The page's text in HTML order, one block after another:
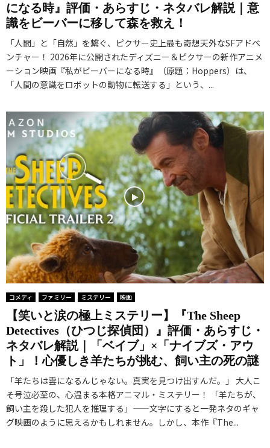
になる時』評価・あらすじ・ネタバレ解説｜意
識をビーバーに移して森を救え！
「人間」と「自然」を繋ぐ、ピクサー史上最も奇想天外なSFアドベ
ンチャー！ 2026年に公開されたディズニー＆ピクサーの新作アニメ
ーション映画『私がビーバーになる時』（原題：Hoppers）は、
「人間の意識をロボットの動物に転送する」という、...
コメディ ファミリー ミステリー 映画
【笑いと涙の極上ミステリー】『The Sheep
Detectives（ひつじ探偵団）』評価・あらすじ・
ネタバレ解説｜「ベイブ」×「ナイブズ・アウ
ト」！心優しき羊たちが挑む、飼い主の死の謎
「羊たちは雲になるんじゃない。真実を見つけ出すんだ。」 大人こ
そ号泣必至の、心温まる本格アニマル・ミステリー！ 「羊たちが、
飼い主を殺した犯人を推理する」——文字にすると一発ネタのギャ
グ映画のように思えるかもしれません。しかし、本作『The...